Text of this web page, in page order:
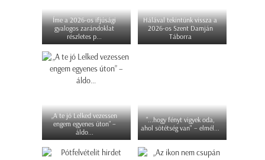
Íme a 2026-os ifjúsági
gyalogos zarándoklat
részletes p...
Hálával tekintünk vissza a
2026-os Szent Damján
Táborra
„A te jó Lelked vezessen
engem egyenes úton” –
áldo...
"...hogy fényt vigyek oda,
ahol sötétség van" – elmél...